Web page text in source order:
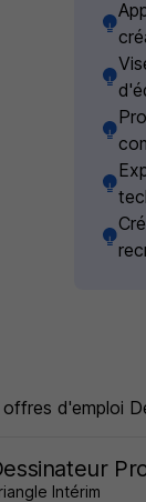
offres d'emploi
Intérim